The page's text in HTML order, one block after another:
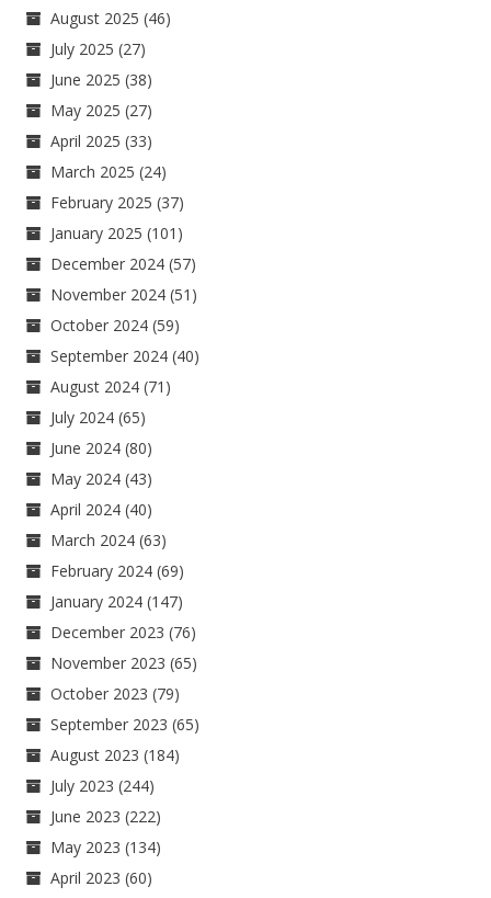
August 2025 (46)
July 2025 (27)
June 2025 (38)
May 2025 (27)
April 2025 (33)
March 2025 (24)
February 2025 (37)
January 2025 (101)
December 2024 (57)
November 2024 (51)
October 2024 (59)
September 2024 (40)
August 2024 (71)
July 2024 (65)
June 2024 (80)
May 2024 (43)
April 2024 (40)
March 2024 (63)
February 2024 (69)
January 2024 (147)
December 2023 (76)
November 2023 (65)
October 2023 (79)
September 2023 (65)
August 2023 (184)
July 2023 (244)
June 2023 (222)
May 2023 (134)
April 2023 (60)